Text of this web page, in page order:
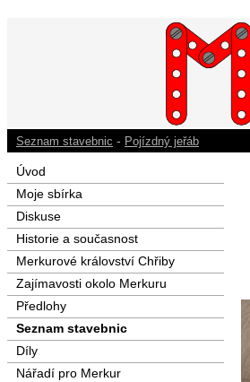
Seznam stavebnic - Pojízdný jeřáb
Úvod
Moje sbírka
Diskuse
Historie a současnost
Merkurové království Chřiby
Zajímavosti okolo Merkuru
Předlohy
Seznam stavebnic
Díly
Nářadí pro Merkur